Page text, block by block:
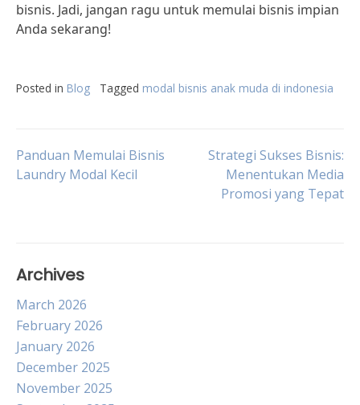
bisnis. Jadi, jangan ragu untuk memulai bisnis impian
Anda sekarang!
Posted in Blog Tagged modal bisnis anak muda di indonesia
Post
Panduan Memulai Bisnis
Laundry Modal Kecil
Strategi Sukses Bisnis:
Menentukan Media
Promosi yang Tepat
Archives
March 2026
February 2026
January 2026
December 2025
November 2025